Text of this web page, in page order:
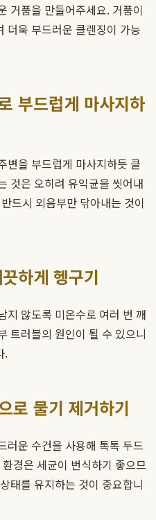
거품을 만들어주세요. 거품이
더욱 부드러운 클렌징이 가능
부드럽게 마사지하
변을 부드럽게 마사지하듯 클
것은 오히려 유익균을 씻어내
드시 외음부만 닦아내는 것이
하게 헹구기
지 않도록 미온수로 여러 번 깨
트러블의 원인이 될 수 있으니
.
로 물기 제거하기
러운 수건을 사용해 톡톡 두드
경은 세균이 번식하기 좋으므
태를 유지하는 것이 중요합니